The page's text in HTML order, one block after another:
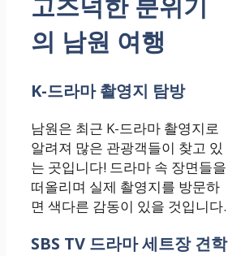
의 남원 여행
K-드라마 촬영지 탐방
남원은 최근 K-드라마 촬영지로
알려져 많은 관광객들이 찾고 있
는 곳입니다! 드라마 속 장면들을
떠올리며 실제 촬영지를 방문하
면 색다른 감동이 있을 것입니다.
SBS TV 드라마 세트장 견학